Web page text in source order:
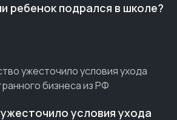
ребенок подрался в школе?
условия ухода